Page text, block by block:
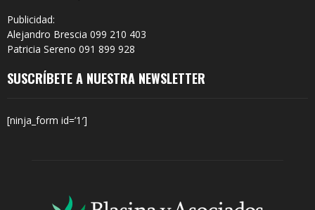
Publicidad:
Alejandro Brescia 099 210 403
Patricia Sereno 091 899 928
SUSCRÍBETE A NUESTRA NEWSLETTER
[ninja_form id=’1′]